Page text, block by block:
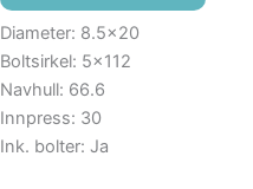
Diameter: 8.5×20
Boltsirkel: 5×112
Navhull: 66.6
Innpress: 30
Ink. bolter: Ja